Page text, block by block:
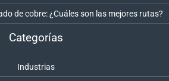
de cobre: ¿Cuáles son las mejores rutas?
Categorías
Industrias